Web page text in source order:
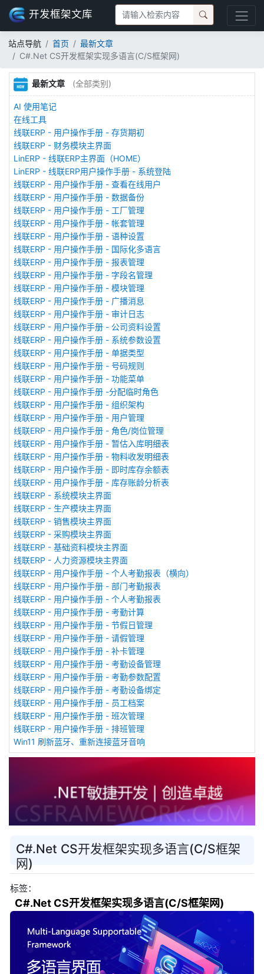
开发框架文库
站点导航 首页
最新文章
C#.Net CS开发框架实现多语言(C/S框架网)
最新文章 (全部类别)
AI 使用笔记
在线工具
线联ERP - 用户操作手册 - 存货期初
线联ERP - 财务模块主界面
LinERP - 线联ERP主界面（HOME）
LinERP - 线联ERP用户操作手册 - 系统登陆
线联ERP - 用户操作手册 - 查看在线用户
线联ERP - 用户操作手册 - 数据备份
线联ERP - 用户操作手册 - 工厂管理
线联ERP - 用户操作手册 - 帐套管理
线联ERP - 用户操作手册 - 语种设置
线联ERP - 用户操作手册 - 国际化多语言
线联ERP - 用户操作手册 - 报表管理
线联ERP - 用户操作手册 - 字段名管理
线联ERP - 用户操作手册 - 模块管理
线联ERP - 用户操作手册 - 广播消息
线联ERP - 用户操作手册 - 审计日志
线联ERP - 用户操作手册 - 公司资料设置
线联ERP - 用户操作手册 - 系统参数设置
线联ERP - 用户操作手册 - 单据类型
线联ERP - 用户操作手册 - 号码规则
线联ERP - 用户操作手册 - 功能菜单
线联ERP - 用户操作手册 -分配临时角色
线联ERP - 用户操作手册 - 组织架构
线联ERP - 用户操作手册 - 用户管理
线联ERP - 用户操作手册 - 角色/岗位管理
线联ERP - 用户操作手册 - 暂估入库明细表
线联ERP - 用户操作手册 - 物料收发明细表
线联ERP - 用户操作手册 - 即时库存余额表
线联ERP - 用户操作手册 - 库存账龄分析表
线联ERP - 系统模块主界面
线联ERP - 生产模块主界面
线联ERP - 销售模块主界面
线联ERP - 采购模块主界面
线联ERP - 基础资料模块主界面
线联ERP - 人力资源模块主界面
线联ERP - 用户操作手册 - 个人考勤报表（横向）
线联ERP - 用户操作手册 - 部门考勤报表
线联ERP - 用户操作手册 - 个人考勤报表
线联ERP - 用户操作手册 - 考勤计算
线联ERP - 用户操作手册 - 节假日管理
线联ERP - 用户操作手册 - 请假管理
线联ERP - 用户操作手册 - 补卡管理
线联ERP - 用户操作手册 - 考勤设备管理
线联ERP - 用户操作手册 - 考勤参数配置
线联ERP - 用户操作手册 - 考勤设备绑定
线联ERP - 用户操作手册 - 员工档案
线联ERP - 用户操作手册 - 班次管理
线联ERP - 用户操作手册 - 排班管理
Win11 刷新蓝牙、重新连接蓝牙音响
C#.Net CS开发框架实现多语言(C/S框架
网)
标签：
C#.Net CS开发框架实现多语言(C/S框架网)